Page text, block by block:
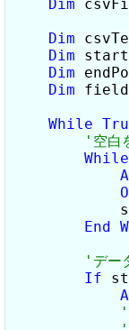
Dim
Dim
Dim
Dim
Dim field
While
While
End
If